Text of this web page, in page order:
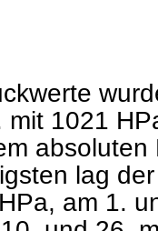
1021
absoluten
lag
am 1.